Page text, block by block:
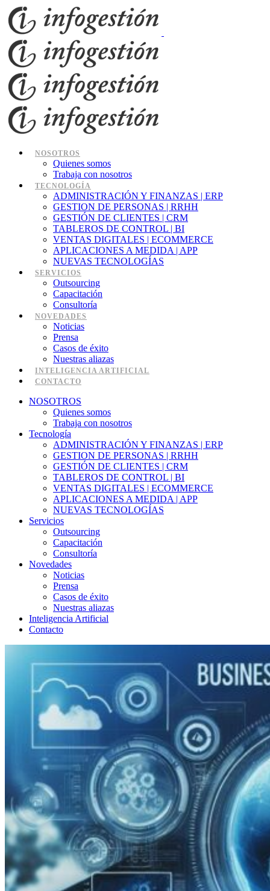
NOSOTROS
Quienes somos
Trabaja con nosotros
TECNOLOGÍA
ADMINISTRACIÓN Y FINANZAS | ERP
GESTION DE PERSONAS | RRHH
GESTIÓN DE CLIENTES | CRM
TABLEROS DE CONTROL | BI
VENTAS DIGITALES | ECOMMERCE
APLICACIONES A MEDIDA | APP
NUEVAS TECNOLOGÍAS
SERVICIOS
Outsourcing
Capacitación
Consultoría
NOVEDADES
Noticias
Prensa
Casos de éxito
Nuestras aliazas
INTELIGENCIA ARTIFICIAL
CONTACTO
NOSOTROS
Quienes somos
Trabaja con nosotros
Tecnología
ADMINISTRACIÓN Y FINANZAS | ERP
GESTION DE PERSONAS | RRHH
GESTIÓN DE CLIENTES | CRM
TABLEROS DE CONTROL | BI
VENTAS DIGITALES | ECOMMERCE
APLICACIONES A MEDIDA | APP
NUEVAS TECNOLOGÍAS
Servicios
Outsourcing
Capacitación
Consultoría
Novedades
Noticias
Prensa
Casos de éxito
Nuestras aliazas
Inteligencia Artificial
Contacto